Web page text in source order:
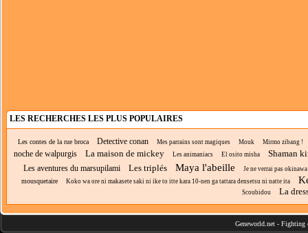
LES RECHERCHES LES PLUS POPULAIRES
Les contes de la rue broca Detective conan Mes parrains sont magiques Mouk Mirmo zibang !
noche de walpurgis La maison de mickey Les animaniacs El osito misha Shaman
Les aventures du marsupilami Les triplés Maya l'abeille Je ne verrai pas okinawa
mousquetaire Koko wa ore ni makasete saki ni ike to itte kara 10-nen ga tattara densetsu ni natte ita
Scoubidou La
Geneworld.net - Fighting